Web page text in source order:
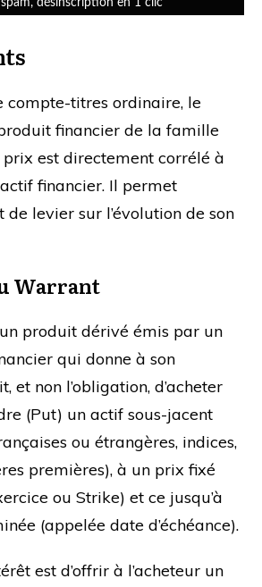
compte-titres ordinaire, le
financier de la famille
prix est directement corrélé à
financier. Il permet
de levier sur l’évolution de son
Warrant
produit dérivé émis par un
qui donne à son
et non l’obligation, d’acheter
(Put) un actif sous-jacent
ou étrangères, indices,
premières), à un prix fixé
ou Strike) et ce jusqu’à
(appelée date d’échéance).
est d’offrir à l’acheteur un